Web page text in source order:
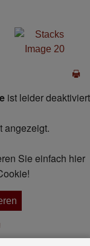
S
ist leider deaktiviert
angezeigt.
Sie einfach hier